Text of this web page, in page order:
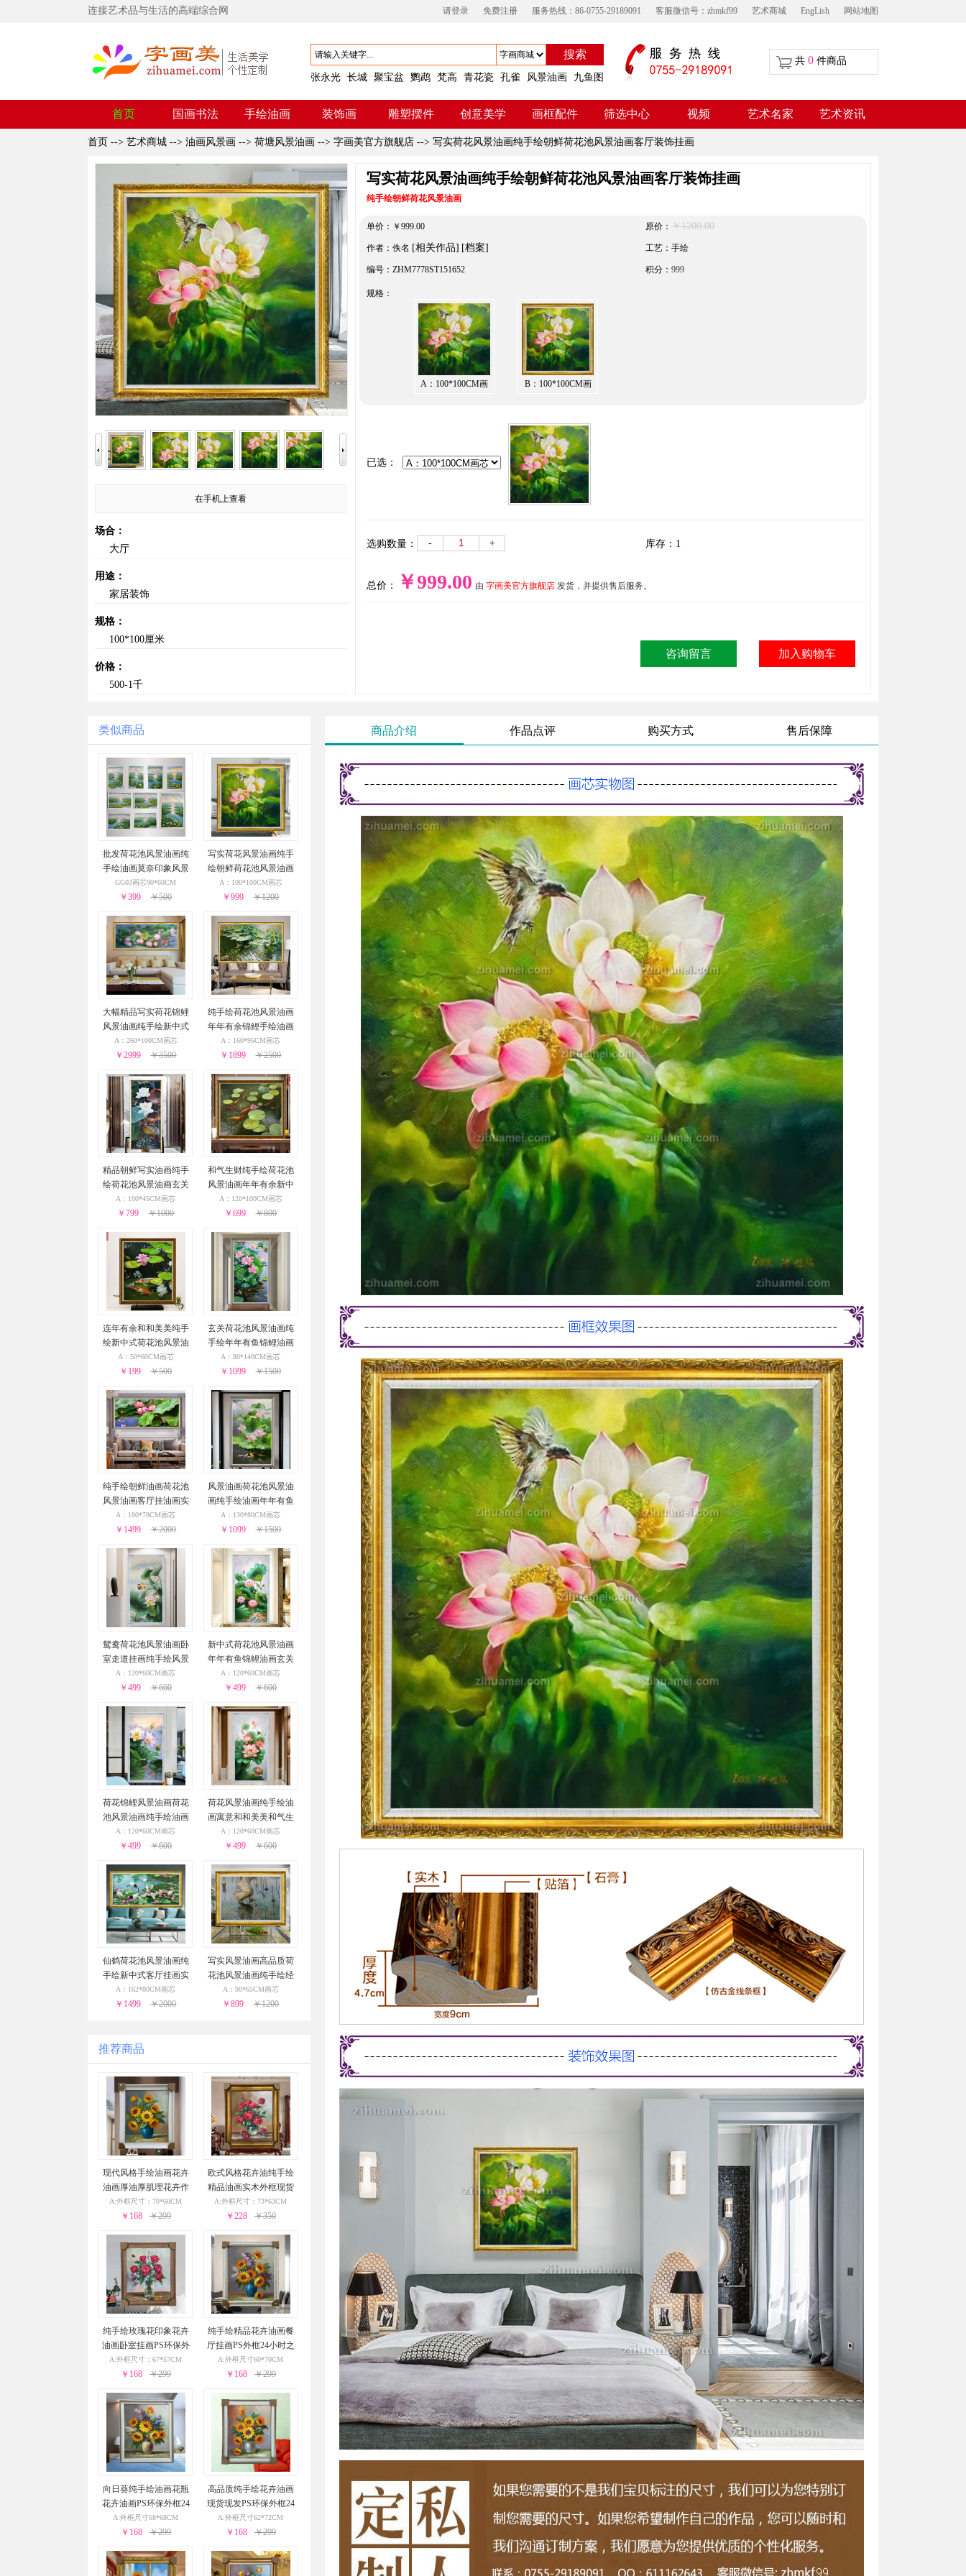
连接艺术品与生活的高端综合网 请登录 免费注册 服务热线：86-0755-29189091 客服微信号：zhmkf99 艺术商城 EngLish 网站地图
搜索
张永光 长城 聚宝盆 鹦鹉 梵高 青花瓷 孔雀 风景油画 九鱼图
共 0 件商品
首页 国画书法 手绘油画 装饰画 雕塑摆件 创意美学 画框配件 筛选中心 视频 艺术名家 艺术资讯
首页 --> 艺术商城 --> 油画风景画 --> 荷塘风景油画 --> 字画美官方旗舰店 --> 写实荷花风景油画纯手绘朝鲜荷花池风景油画客厅装饰挂画
在手机上查看
场合：
大厅
用途：
家居装饰
规格：
100*100厘米
价格：
500-1千
写实荷花风景油画纯手绘朝鲜荷花池风景油画客厅装饰挂画
纯手绘朝鲜荷花风景油画
单价： ￥ 999.00 原价： ￥1200.00
作者：佚名 [相关作品] [档案] 工艺：手绘
编号：ZHM7778ST151652 积分： 999
规格：
A：100*100CM画
B：100*100CM画
已选：
选购数量： - + 库存： 1
总价： ￥999.00 由 字画美官方旗舰店 发货，并提供售后服务。
类似商品
批发荷花池风景油画纯
手绘油画莫奈印象风景
油画
GG03画芯90*60CM
￥399 ￥500
写实荷花风景油画纯手
绘朝鲜荷花池风景油画
客厅装饰挂画
A：100*100CM画芯
￥999 ￥1200
大幅精品写实荷花锦鲤
风景油画纯手绘新中式
客厅大厅挂画实木外框
A：260*100CM画芯
￥2999 ￥3500
纯手绘荷花池风景油画
年年有余锦鲤手绘油画
客厅大厅挂画实木外框
A：160*95CM画芯
￥1899 ￥2500
精品朝鲜写实油画纯手
绘荷花池风景油画玄关
走廊挂画实木外框
A：100*45CM画芯
￥799 ￥1000
和气生财纯手绘荷花池
风景油画年年有余新中
式油画
A：120*100CM画芯
￥699 ￥800
连年有余和和美美纯手
绘新中式荷花池风景油
画
A：50*60CM画芯
￥199 ￥500
玄关荷花池风景油画纯
手绘年年有鱼锦鲤油画
实木画框
A：80*140CM画芯
￥1099 ￥1500
纯手绘朝鲜油画荷花池
风景油画客厅挂油画实
木画框
A：180*78CM画芯
￥1499 ￥2000
风景油画荷花池风景油
画纯手绘油画年年有鱼
实木画框
A：130*80CM画芯
￥1099 ￥1500
鸳鸯荷花池风景油画卧
室走道挂画纯手绘风景
油画
A：120*60CM画芯
￥499 ￥600
新中式荷花池风景油画
年年有鱼锦鲤油画玄关
挂画
A：120*60CM画芯
￥499 ￥600
荷花锦鲤风景油画荷花
池风景油画纯手绘油画
A：120*60CM画芯
￥499 ￥600
荷花风景油画纯手绘油
画寓意和和美美和气生
财实木画框
A：120*60CM画芯
￥499 ￥600
仙鹤荷花池风景油画纯
手绘新中式客厅挂画实
木画框
A：162*80CM画芯
￥1499 ￥2000
写实风景油画高品质荷
花池风景油画纯手绘经
典动物油画
A：90*65CM画芯
￥899 ￥1200
推荐商品
现代风格手绘油画花卉
油画厚油厚肌理花卉作
品PS环保外框现货现发2
4小时之内发货
A:外框尺寸：70*60CM
￥168 ￥299
欧式风格花卉油纯手绘
精品油画实木外框现货
现发葡萄花瓶与酒杯24
小时之内发货
A:外框尺寸：73*63CM
￥228 ￥350
纯手绘玫瑰花印象花卉
油画卧室挂画PS环保外
框24小时之内发货
A:外框尺寸：67*57CM
￥168 ￥299
纯手绘精品花卉油画餐
厅挂画PS外框24小时之
内发货
A:外框尺寸60*70CM
￥168 ￥299
向日葵纯手绘油画花瓶
花卉油画PS环保外框24
小时之内发货
A:外框尺寸58*68CM
￥168 ￥299
高品质纯手绘花卉油画
现货现发PS环保外框24
小时之内发货
A:外框尺寸62*72CM
￥168 ￥299
商品介绍 作品点评 购买方式 售后保障